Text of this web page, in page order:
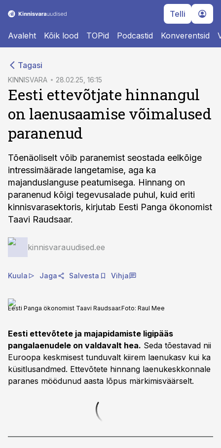
Telli
Avaleht Kõik lood TOPid Podcastid Konverentsid
Tagasi
KINNISVARA 28.02.25, 16:15
Eesti ettevõtjate hinnangul
on laenusaamise võimalused
paranenud
Tõenäoliselt võib paranemist seostada eelkõige
intressimäärade langetamise, aga ka
majanduslanguse peatumisega. Hinnang on
paranenud kõigi tegevusalade puhul, kuid eriti
kinnisvarasektoris, kirjutab Eesti Panga ökonomist
Taavi Raudsaar.
kinnisvarauudised.ee
Kuula Jaga Salvesta Vihja
Eesti Panga ökonomist Taavi Raudsaar.Foto: Raul Mee
Eesti ettevõtete ja majapidamiste ligipääs
pangalaenudele on valdavalt hea. Seda tõestavad nii
Euroopa keskmisest tunduvalt kiirem laenukasv kui ka
küsitlusandmed. Ettevõtete hinnang laenukeskkonnale
paranes möödunud aasta lõpus märkimisväärselt.